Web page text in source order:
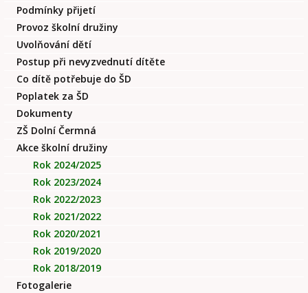
Podmínky přijetí
Provoz školní družiny
Uvolňování dětí
Postup při nevyzvednutí dítěte
Co dítě potřebuje do ŠD
Poplatek za ŠD
Dokumenty
ZŠ Dolní Čermná
Akce školní družiny
Rok 2024/2025
Rok 2023/2024
Rok 2022/2023
Rok 2021/2022
Rok 2020/2021
Rok 2019/2020
Rok 2018/2019
Fotogalerie